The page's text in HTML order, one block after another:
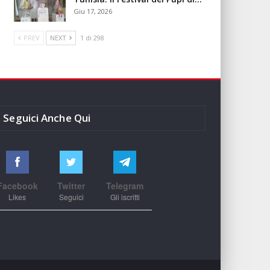
Giu 17, 2026
PREV NEXT 1 di 298
Seguici Anche Qui
Likes
Twitter
Seguici
Telegram
Gli iscritti